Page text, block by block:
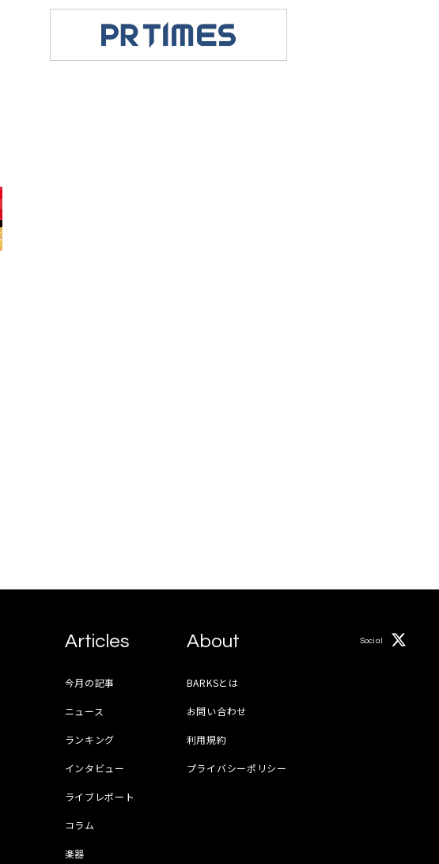
Articles
今月の記事
ニュース
ランキング
インタビュー
ライブレポート
コラム
楽器
About
BARKSとは
お問い合わせ
利用規約
プライバシーポリシー
Social